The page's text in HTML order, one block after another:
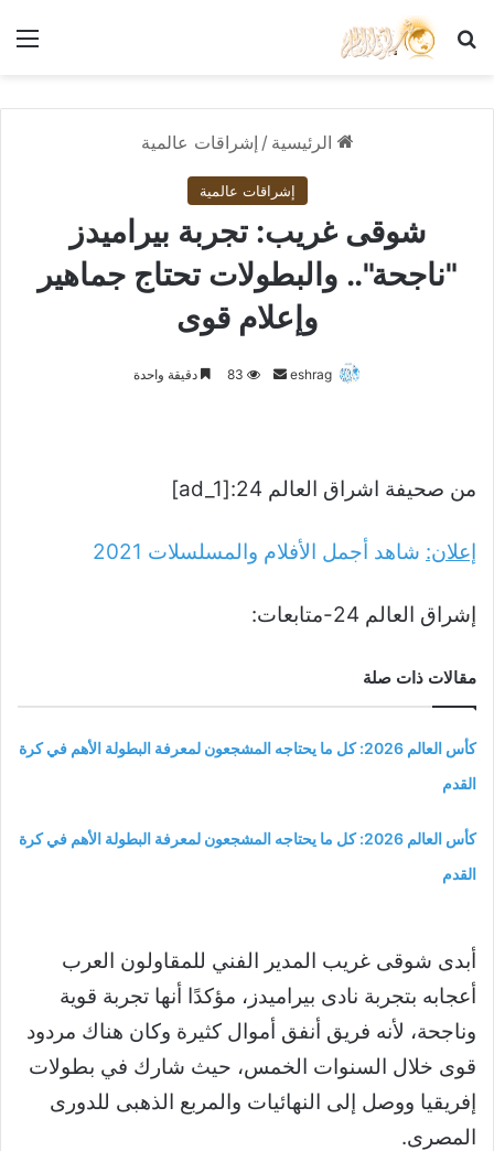
بحث عن
الرئيسية / إشراقات عالمية
إشراقات عالمية
شوقى غريب: تجربة بيراميدز
"ناجحة".. والبطولات تحتاج جماهير
وإعلام قوى
eshrag
أرسل 83 دقيقة واحدة
من صحيفة اشراق العالم 24:[ad_1]
إعلان: شاهد أجمل الأفلام والمسلسلات 2021
إشراق العالم 24-متابعات:
مقالات ذات صلة
كأس العالم 2026: كل ما يحتاجه المشجعون لمعرفة البطولة الأهم في كرة
القدم
كأس العالم 2026: كل ما يحتاجه المشجعون لمعرفة البطولة الأهم في كرة
القدم
أبدى شوقى غريب المدير الفني للمقاولون العرب
أعجابه بتجربة نادى بيراميدز، مؤكدًا أنها تجربة قوية
وناجحة، لأنه فريق أنفق أموال كثيرة وكان هناك مردود
قوى خلال السنوات الخمس، حيث شارك في بطولات
إفريقيا ووصل إلى النهائيات والمربع الذهبى للدورى
المصرى.